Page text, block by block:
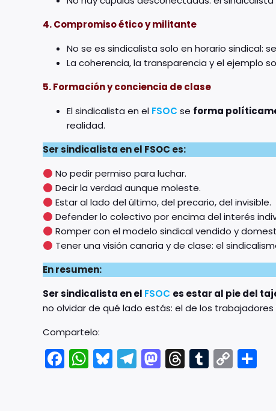
4. Compromiso ético y militante
No se es sindicalista solo en horario sindical:
La coherencia, la transparencia y el ejemplo
5. Formación y conciencia de clase
El sindicalista en el FSOC se forma
realidad.
Ser sindicalista en el FSOC es:
No pedir permiso para luchar.
Decir la verdad aunque moleste.
Estar al lado del último, del precario, del invisible.
Defender lo colectivo por encima del interés
Romper con el modelo sindical vendido y
Tener una visión canaria y de clase: el
En resumen:
Ser sindicalista en el FSOC es estar al pie del
no olvidar de qué lado estás: el de los
Compartelo:
Fac
Wh
Blu
Tel
Ma
Thr
Tu
Co